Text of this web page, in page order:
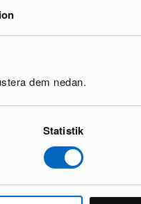
dem nedan.
Statistik